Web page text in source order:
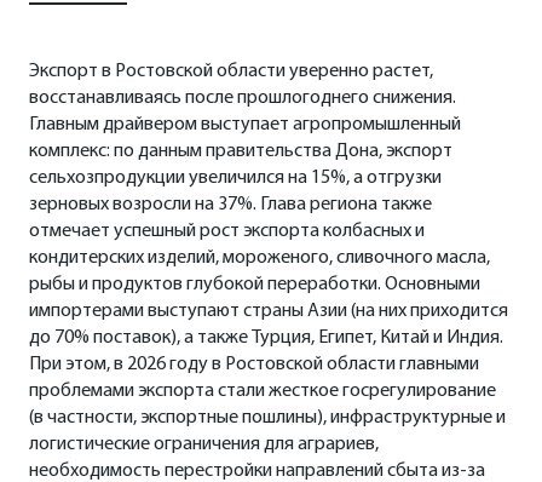
Экспорт в Ростовской области уверенно растет,
восстанавливаясь после прошлогоднего снижения.
Главным драйвером выступает агропромышленный
комплекс: по данным правительства Дона, экспорт
сельхозпродукции увеличился на 15%, а отгрузки
зерновых возросли на 37%. Глава региона также
отмечает успешный рост экспорта колбасных и
кондитерских изделий, мороженого, сливочного масла,
рыбы и продуктов глубокой переработки. Основными
импортерами выступают страны Азии (на них приходится
до 70% поставок), а также Турция, Египет, Китай и Индия.
При этом, в 2026 году в Ростовской области главными
проблемами экспорта стали жесткое госрегулирование
(в частности, экспортные пошлины), инфраструктурные и
логистические ограничения для аграриев,
необходимость перестройки направлений сбыта из-за